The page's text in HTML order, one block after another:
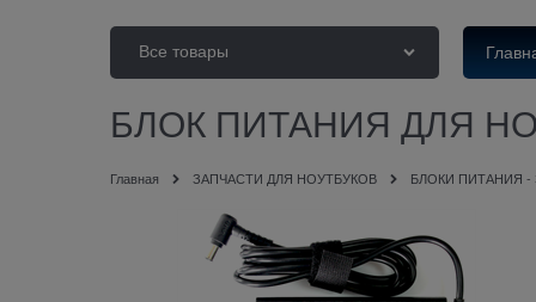
Все товары
БЛОК ПИТАНИЯ ДЛЯ
Главная ЗАПЧАСТИ ДЛЯ НОУТБУКОВ БЛОКИ ПИТАНИЯ -